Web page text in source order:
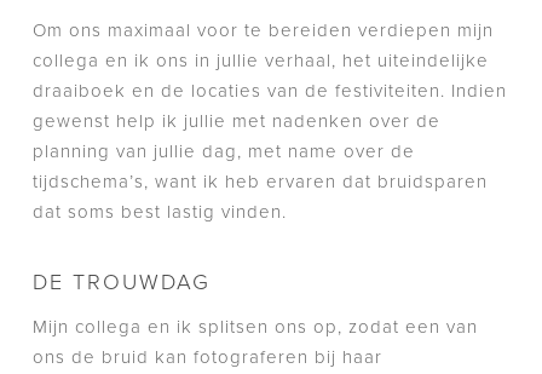
Om ons maximaal voor te bereiden verdiepen mijn
collega en ik ons in jullie verhaal, het uiteindelijke
draaiboek en de locaties van de festiviteiten. Indien
gewenst help ik jullie met nadenken over de
planning van jullie dag, met name over de
tijdschema’s, want ik heb ervaren dat bruidsparen
dat soms best lastig vinden.
DE TROUWDAG
Mijn collega en ik splitsen ons op, zodat een van
ons de bruid kan fotograferen bij haar